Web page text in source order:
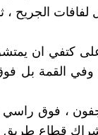
الجريح ، ثم
كتفي ان
القمة بل فوق
، فوق
اشراك قطاع